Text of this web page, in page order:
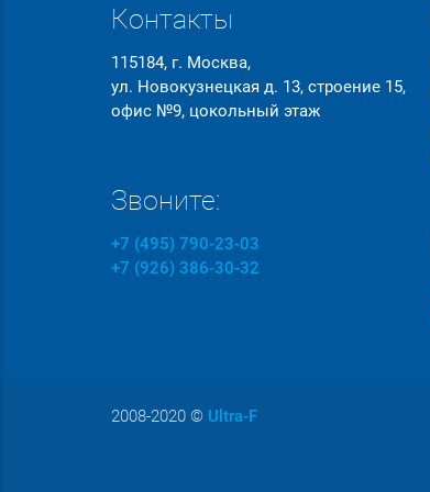
Контакты
115184, г. Москва,
ул. Новокузнецкая д. 13, строение 15,
офис №9, цокольный этаж
Звоните:
+7 (495) 790-23-03
+7 (926) 386-30-32
2008-2020© Ultra-F